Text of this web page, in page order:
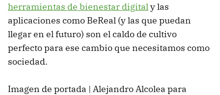
herramientas de bienestar digital y las
aplicaciones como BeReal (y las que puedan
llegar en el futuro) son el caldo de cultivo
perfecto para ese cambio que necesitamos como
sociedad.
Imagen de portada | Alejandro Alcolea para